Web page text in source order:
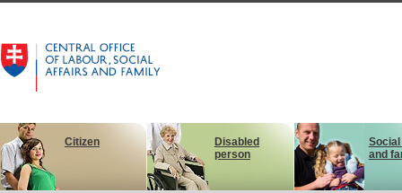
Citizen
Disabled
person
and